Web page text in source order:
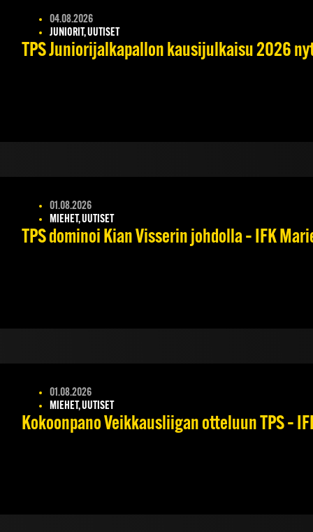
04.08.2026
JUNIORIT, UUTISET
TPS Juniorijalkapallon kausijulkaisu 2026
01.08.2026
MIEHET, UUTISET
TPS dominoi Kian Visserin johdolla – IFK
01.08.2026
MIEHET, UUTISET
Kokoonpano Veikkausliigan otteluun TPS –